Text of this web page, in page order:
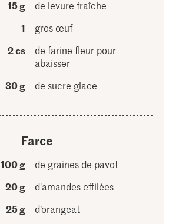
15 g
de levure fraîche
1
gros œuf
2 cs
de farine fleur pour
abaisser
30 g
de sucre glace
Farce
100 g
de graines de pavot
20 g
d'amandes effilées
25 g
d’orangeat